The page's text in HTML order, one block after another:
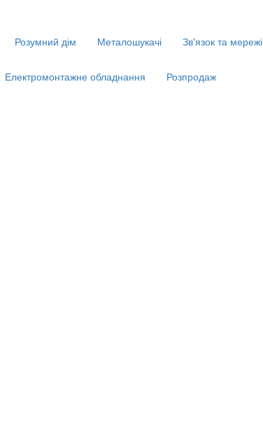
Розумний дім Металошукачі Зв'язок та мережі
Електромонтажне обладнання Розпродаж